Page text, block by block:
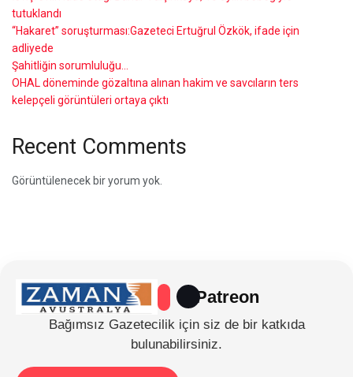
tutuklandı
“Hakaret” soruşturması:Gazeteci Ertuğrul Özkök, ifade için
adliyede
Şahitliğin sorumluluğu…
OHAL döneminde gözaltına alınan hakim ve savcıların ters
kelepçeli görüntüleri ortaya çıktı
Recent Comments
Görüntülenecek bir yorum yok.
Patreon
Bağımsız Gazetecilik için siz de bir katkıda
bulunabilirsiniz.